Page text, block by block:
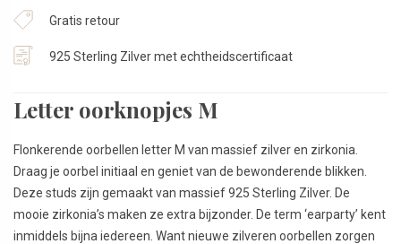
Zilver
aantal
Gratis retour
925 Sterling Zilver met echtheidscertificaat
Letter oorknopjes M
Flonkerende oorbellen letter M van massief zilver en zirkonia.
Draag je oorbel initiaal en geniet van de bewonderende blikken.
Deze studs zijn gemaakt van massief 925 Sterling Zilver. De
mooie zirkonia’s maken ze extra bijzonder. De term ‘earparty’ kent
inmiddels bijna iedereen. Want nieuwe zilveren oorbellen zorgen